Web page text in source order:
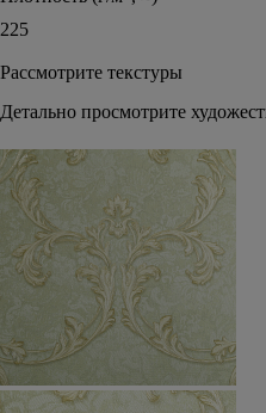
225
Рассмотрите текстуры
Детально просмотрите